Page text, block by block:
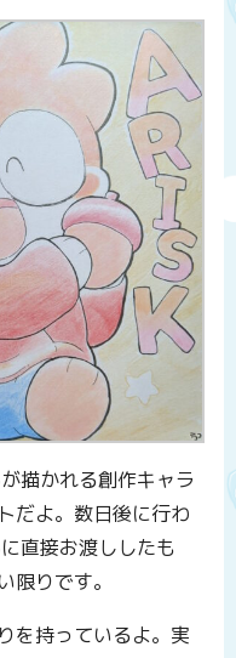
描かれる創作キャラ
だよ。数日後に行わ
直接お渡ししたも
限りです。
を持っているよ。実